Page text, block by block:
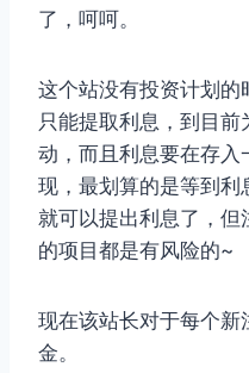
了，呵呵。
这个站没有投资计划的
只能提取利息，到目
动，而且利息要在存入
现，最划算的是等到
就可以提出利息了，
的项目都是有风险的~
现在该站长对于每个
金。